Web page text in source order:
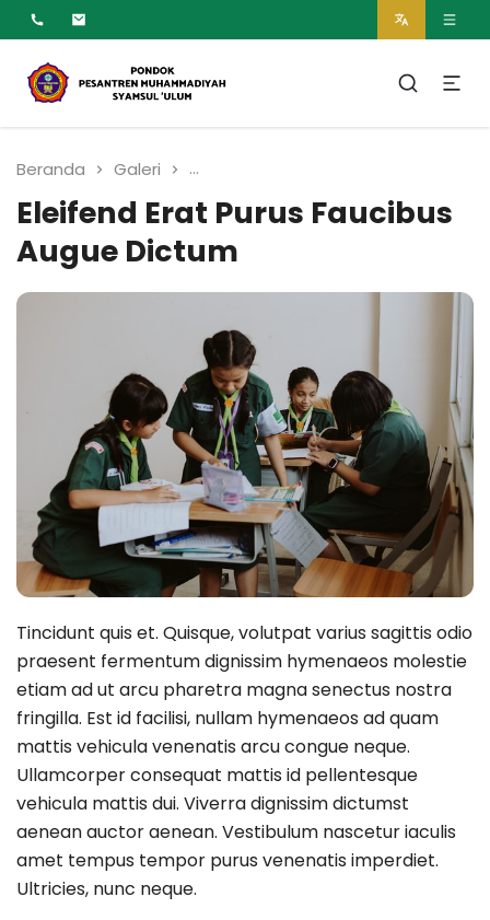
Pesantren Syamsul
Ulum Muhammadiyah
Beranda Galeri Eleifend Erat Purus Faucibus
Eleifend Erat Purus Faucibus
Augue Dictum
Tincidunt quis et. Quisque, volutpat varius sagittis odio
praesent fermentum dignissim hymenaeos molestie
etiam ad ut arcu pharetra magna senectus nostra
fringilla. Est id facilisi, nullam hymenaeos ad quam
mattis vehicula venenatis arcu congue neque.
Ullamcorper consequat mattis id pellentesque
vehicula mattis dui. Viverra dignissim dictumst
aenean auctor aenean. Vestibulum nascetur iaculis
amet tempus tempor purus venenatis imperdiet.
Ultricies, nunc neque.